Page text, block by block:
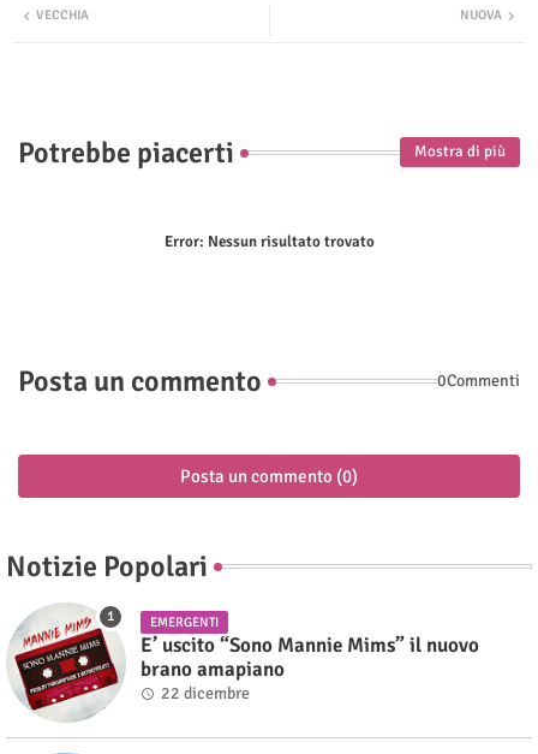
NUOVA
VECCHIA
Potrebbe piacerti Mostra di più
Error: Nessun risultato trovato
Posta un commento 0Commenti
Posta un commento (0)
Notizie Popolari
EMERGENTI
E’ uscito “Sono Mannie Mims” il nuovo
brano amapiano
22 dicembre